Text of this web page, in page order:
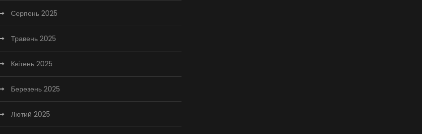
Серпень 2025
Травень 2025
Квітень 2025
Березень 2025
Лютий 2025